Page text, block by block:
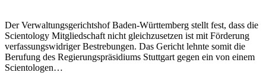
Der Verwaltungsgerichtshof Baden-Württemberg stellt fest, dass die
Scientology Mitgliedschaft nicht gleichzusetzen ist mit Förderung
verfassungswidriger Bestrebungen. Das Gericht lehnte somit die
Berufung des Regierungspräsidiums Stuttgart gegen ein von einem
Scientologen…